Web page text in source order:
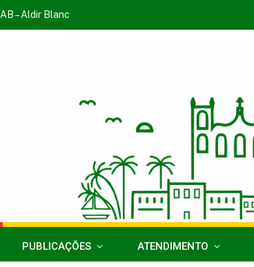
– Aldir Blanc
PUBLICAÇÕES ATENDIMENTO